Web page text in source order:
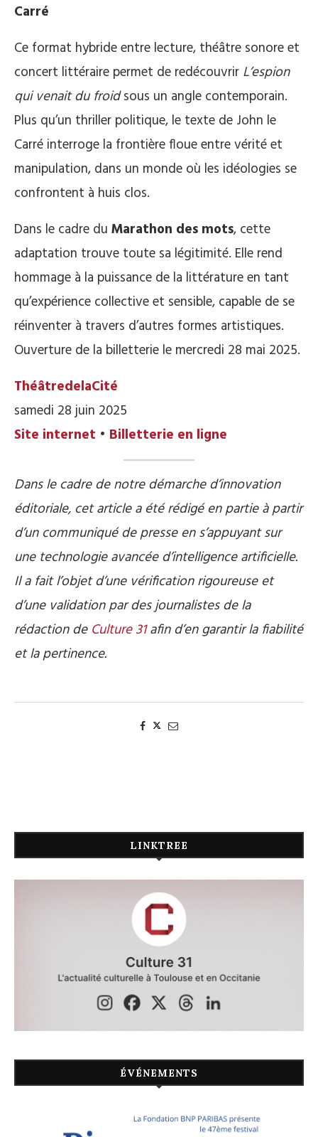
Carré
Ce format hybride entre lecture, théâtre sonore et
concert littéraire permet de redécouvrir L’espion
qui venait du froidsous un angle contemporain.
Plus qu’un thriller politique, le texte de John le
Carré interroge la frontière floue entre vérité et
manipulation, dans un monde où les idéologies se
confrontent à huis clos.
Dans le cadre du Marathon des mots, cette
adaptation trouve toute sa légitimité. Elle rend
hommage à la puissance de la littérature en tant
qu’expérience collective et sensible, capable de se
réinventer à travers d’autres formes artistiques.
Ouverture de la billetterie le mercredi 28 mai 2025.
ThéâtredelaCité
samedi 28 juin 2025
Site internet • Billetterie en ligne
Dans le cadre de notre démarche d’innovation
éditoriale, cet article a été rédigé en partie à partir
d’un communiqué de presse en s’appuyant sur
une technologie avancée d’intelligence artificielle.
Il a fait l’objet d’une vérification rigoureuse et
d’une validation par des journalistes de la
rédaction de Culture 31afin d’en garantir la fiabilité
et la pertinence.
LINKTREE
ÉVÉNEMENTS